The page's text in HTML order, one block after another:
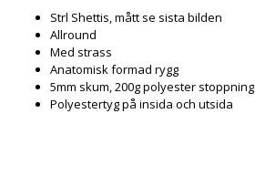
Strl Shettis, mått se sista bilden
Allround
Med strass
Anatomisk formad rygg
5mm skum, 200g polyester stoppning
Polyestertyg på insida och utsida